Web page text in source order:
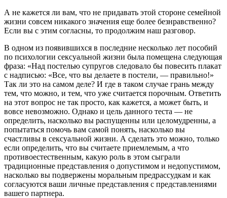
А не кажется ли вам, что не придавать этой стороне семейной
жизни совсем никакого значения еще более безнравственно?
Если вы с этим согласны, то продолжим наш разговор.
В одном из появившихся в последние несколько лет пособий
по психологии сексуальной жизни была помещена следующая
фраза: «Над постелью супругов следовало бы повесить плакат
с надписью: «Все, что вы делаете в постели, — правильно!»
Так ли это на самом деле? И где в таком случае грань между
тем, что можно, и тем, что уже считается порочным. Ответить
на этот вопрос не так просто, как кажется, а может быть, и
вовсе невозможно. Однако и цель данного теста — не
определить, насколько вы распущенны или целомудренны, а
попытаться помочь вам самой понять, насколько вы
счастливы в сексуальной жизни. А сделать это можно, только
если определить, что вы считаете приемлемым, а что
противоестественным, какую роль в этом сыграли
традиционные представления о допустимом и недопустимом,
насколько вы подвержены моральным предрассудкам и как
согласуются ваши личные представления с представлениями
вашего партнера.